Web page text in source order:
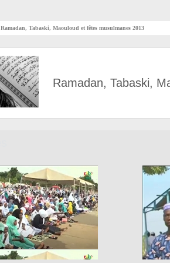
Ramadan, Tabaski, Maouloud et fêtes musulmanes 2013
Ramadan, Tabaski,